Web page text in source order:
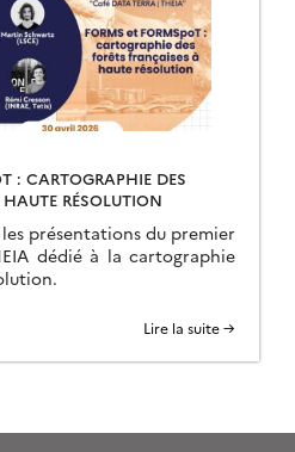
: CARTOGRAPHIE DES
RÉSOLUTION
présentations du premier
dédié à la cartographie
Lire la suite →